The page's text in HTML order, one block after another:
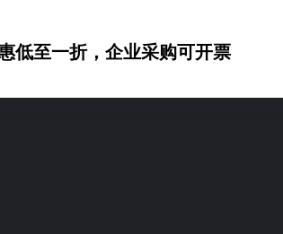
低至一折，企业采购可开票